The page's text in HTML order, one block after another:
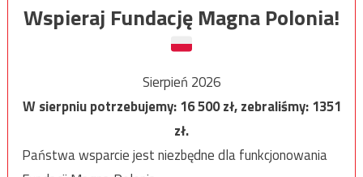
Wspieraj Fundację Magna Polonia!
Sierpień 2026
W sierpniu potrzebujemy:16 500zł, zebraliśmy:1351
zł.
Państwa wsparcie jest niezbędne dla funkcjonowania